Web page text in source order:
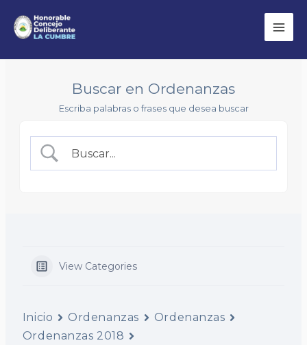
Buscar en Ordenanzas
Escriba palabras o frases que desea buscar
View Categories
Inicio Ordenanzas
Ordenanzas
Ordenanzas 2018